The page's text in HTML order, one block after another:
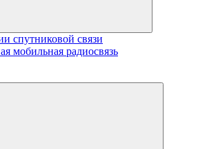
спутниковой связи
мобильная радиосвязь